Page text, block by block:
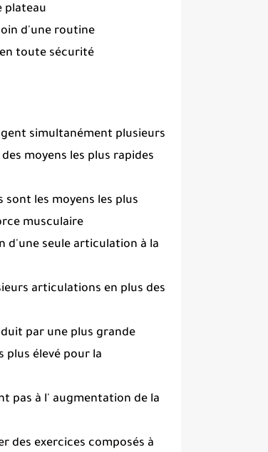
d'une routine
toute sécurité.
simultanément plusieurs
moyens les plus rapides
les moyens les plus
musculaire
d'une seule articulation à la
articulations en plus des
par une plus grande
élevé pour la
pas à l' augmentation de la
des exercices composés à